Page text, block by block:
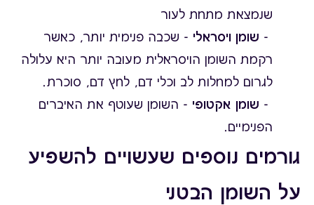
שנמצאת מתחת לעור
- שומן ויסראלי - שכבה פנימית יותר, כאשר
רקמת השומן הויסראלית מעובה יותר היא עלולה
לגרום למחלות לב וכלי דם, לחץ דם, סוכרת.
- שומן אקטופי - השומן שעוטף את האיברים
הפנימיים.
גורמים נוספים שעשויים להשפיע
על השומן הבטני